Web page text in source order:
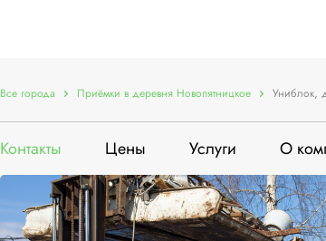
Все города Приёмки в деревня Новопятницкое Униблок,
Контакты Цены Услуги О